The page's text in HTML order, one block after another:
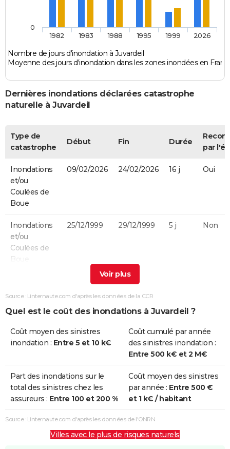
Nombre de jours d'inondation à Juvardeil
Moyenne des jours d'inondation dans les zones inondées en
1982 1983 1988 1995 1999 2026
0
Dernières inondations déclarées catastrophe
naturelle à Juvardeil
Type de
catastrophe
Début Fin Durée
par
Inondations
et/ou
Coulées de
Boue
09/02/2026 24/02/2026 16 j Oui
Inondations
et/ou
Coulées de
Boue
25/12/1999 29/12/1999 5 j Non
et/ou
Boue
17/01/1995 31/01/1995
Inondations
et/ou
15/01/1988 20/02/1988 37 j Oui
Inondations
et/ou
Coulées de
01/04/1983 28/04/1983 28 j Oui
Source : Linternaute.com d'après les données de la CCR
Quel est le coût des inondations à Juvardeil ?
Coût moyen des sinistres
inondation : Entre 5 et 10 k€
Coût cumulé par année
des sinistres inondation :
Entre 500 k€ et 2 M€
Part des inondations sur le
total des sinistres chez les
assureurs : Entre 100 et 200 %
Coût moyen des sinistres
par année : Entre 500 €
et 1 k€ / habitant
Source : Linternaute.com d'après les données de l'ONRN
Villes avec le plus de risques naturels